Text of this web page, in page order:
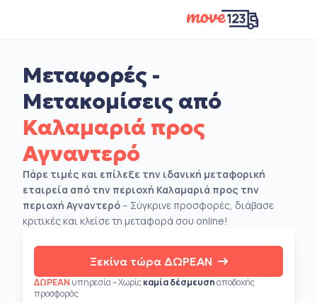
Μεταφορές -
Μετακομίσεις από
Καλαμαριά προς
Αγναντερό
Πάρε τιμές και επίλεξε την ιδανική μεταφορική
εταιρεία από την περιοχή Καλαμαριά προς την
περιοχή Αγναντερό – Σύγκρινε προσφορές, διάβασε
κριτικές και κλείσε τη μεταφορά σου online!
Ξεκίνα τώρα ΔΩΡΕΑΝ
ΔΩΡΕΑΝ υπηρεσία – Χωρίςκαμία δέσμευσηαποδοχής
προσφοράς